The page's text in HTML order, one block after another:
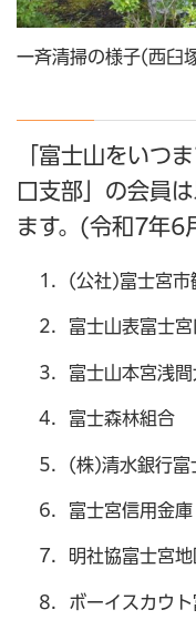
一斉清掃の様子(西臼
「富士山をいつ
口支部」の会員
ます。(令和7年
(公社)富士宮市
富士山表富士
富士山本宮浅間
富士森林組合
(株)清水銀行富
富士宮信用金庫
明社協富士宮
ボーイスカウ